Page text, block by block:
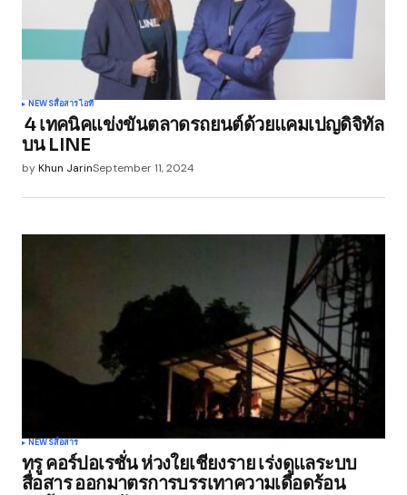
NEWSสื่อสารไอที
4 เทคนิคแข่งขันตลาดรถยนต์ด้วยแคมเปญดิจิทัล
บน LINE
byKhun JarinSeptember 11, 2024
NEWSสื่อสาร
ทรู คอร์ปอเรชั่น ห่วงใยเชียงราย เร่งดูแลระบบ
สื่อสาร ออกมาตรการบรรเทาความเดือดร้อน